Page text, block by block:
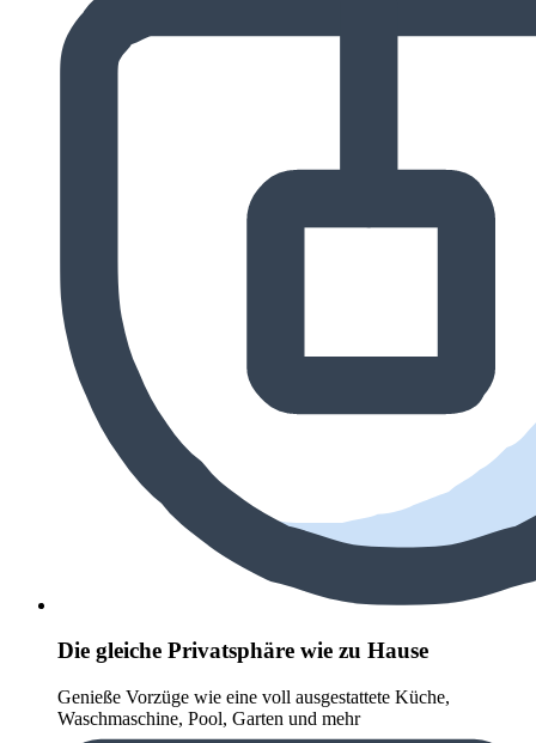
Die gleiche Privatsphäre wie zu Hause
Genieße Vorzüge wie eine voll ausgestattete Küche,
Waschmaschine, Pool, Garten und mehr